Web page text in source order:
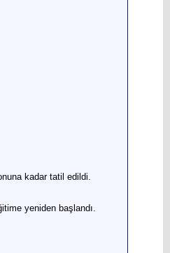
kadar tatil edildi.
yeniden başlandı.